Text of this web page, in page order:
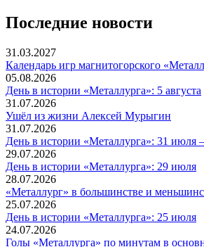
Последние новости
31.03.2027
Календарь игр магнитогорского
05.08.2026
День в истории «Металлурга»: 5 августа
31.07.2026
Ушёл из жизни Алексей Мурыгин
31.07.2026
День в истории «Металлурга»: 31 июля
29.07.2026
День в истории «Металлурга»: 29 июля
28.07.2026
«Металлург» в большинстве и
25.07.2026
День в истории «Металлурга»: 25 июля
24.07.2026
Голы «Металлурга» по минутам в